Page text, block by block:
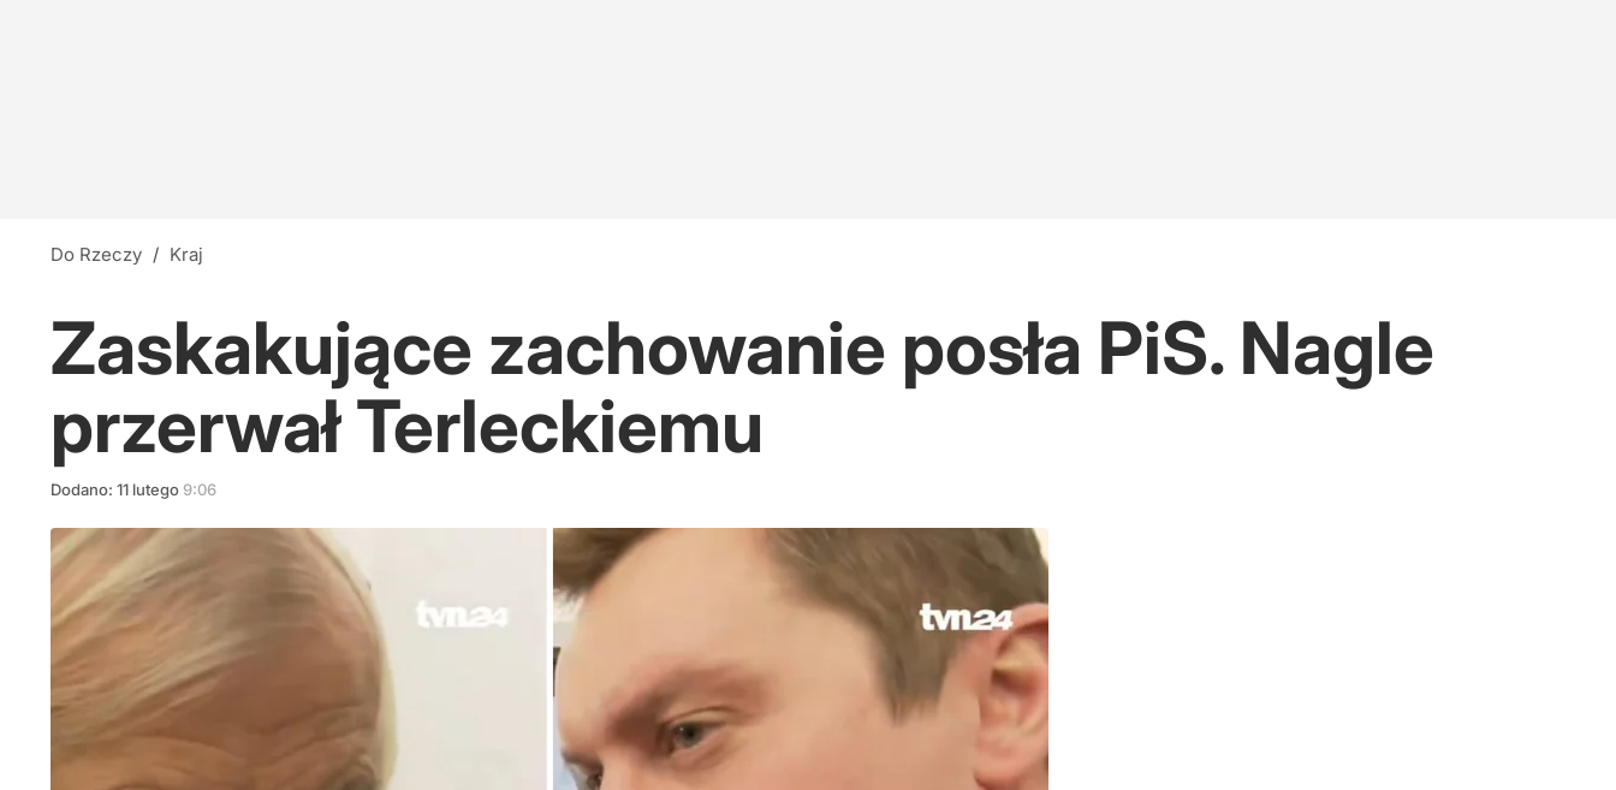
Do Rzeczy / Kraj
Zaskakujące zachowanie posła PiS. Nagle
przerwał Terleckiemu
Dodano: 11 lutego 9:06